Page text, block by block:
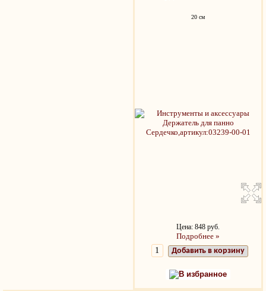
20 см
Цена: 848 руб.
Подробнее »
Добавить в корзину
В избранное